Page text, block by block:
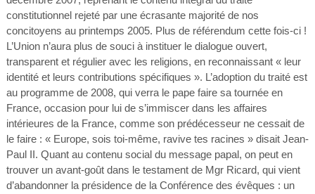
constitutionnel rejeté par une écrasante majorité de nos
concitoyens au printemps 2005. Plus de référendum cette fois-ci !
L’Union n’aura plus de souci à instituer le dialogue ouvert,
transparent et régulier avec les religions, en reconnaissant « leur
identité et leurs contributions spécifiques ». L’adoption du traité est
au programme de 2008, qui verra le pape faire sa tournée en
France, occasion pour lui de s’immiscer dans les affaires
intérieures de la France, comme son prédécesseur ne cessait de
le faire : « Europe, sois toi-même, ravive tes racines » disait Jean-
Paul II. Quant au contenu social du message papal, on peut en
trouver un avant-goût dans le testament de Mgr Ricard, qui vient
d’abandonner la présidence de la Conférence des évêques : un